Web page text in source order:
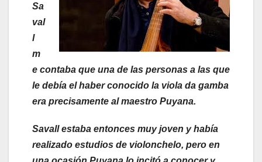
Sa
val
l
m
e contaba que una de las personas a las que
le debía el haber conocido la viola da gamba
era precisamente al maestro Puyana.
Savall estaba entonces muy joven y había
realizado estudios de violonchelo, pero en